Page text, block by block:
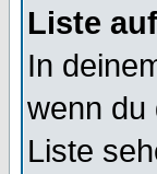
Liste
In
wenn du
Liste